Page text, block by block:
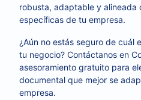
robusta, adaptable y alineada
específicas de tu empresa.
¿Aún no estás seguro de cuál
tu negocio? Contáctanos en
asesoramiento gratuito para
documental que mejor se
empresa.